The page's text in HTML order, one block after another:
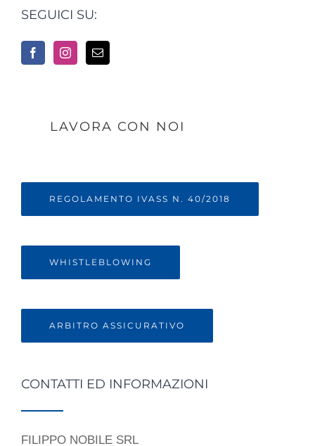
SEGUICI SU:
LAVORA CON NOI
REGOLAMENTO IVASS N. 40/2018
WHISTLEBLOWING
ARBITRO ASSICURATIVO
CONTATTI ED INFORMAZIONI
FILIPPO NOBILE SRL